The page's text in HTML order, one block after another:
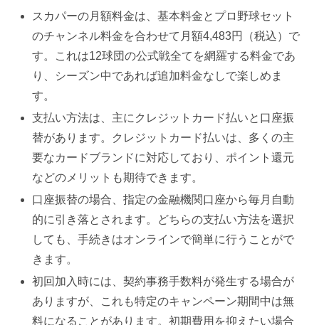
スカパーの月額料金は、基本料金とプロ野球セット
のチャンネル料金を合わせて月額4,483円（税込）で
す。これは12球団の公式戦全てを網羅する料金であ
り、シーズン中であれば追加料金なしで楽しめま
す。
支払い方法は、主にクレジットカード払いと口座振
替があります。クレジットカード払いは、多くの主
要なカードブランドに対応しており、ポイント還元
などのメリットも期待できます。
口座振替の場合、指定の金融機関口座から毎月自動
的に引き落とされます。どちらの支払い方法を選択
しても、手続きはオンラインで簡単に行うことがで
きます。
初回加入時には、契約事務手数料が発生する場合が
ありますが、これも特定のキャンペーン期間中は無
料になることがあります。初期費用を抑えたい場合